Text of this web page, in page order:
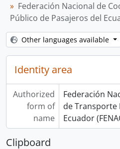
Federación Nacional de
Público de Pasajeros del
Other languages available
Identity area
Authorized
form of
name
Federación
de Transporte
Ecuador
Clipboard